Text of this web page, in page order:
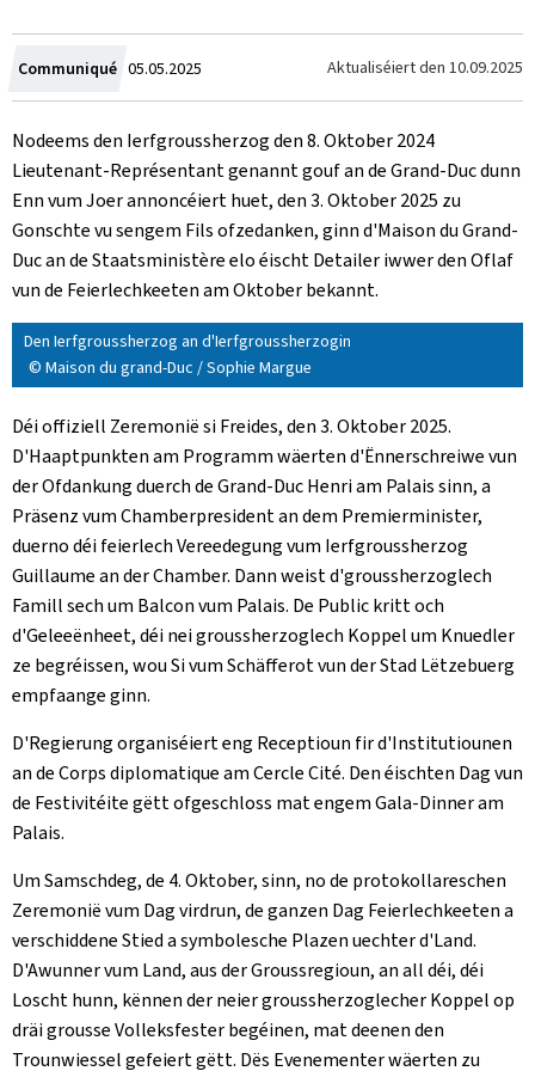
Communiqué Created
on
05.05.2025 Aktualiséiert den 10.09.2025
Nodeems den Ierfgroussherzog den 8. Oktober 2024
Lieutenant-Représentant genannt gouf an de Grand-Duc dunn
Enn vum Joer annoncéiert huet, den 3. Oktober 2025 zu
Gonschte vu sengem Fils ofzedanken, ginn d'Maison du Grand-
Duc an de Staatsministère elo éischt Detailer iwwer den Oflaf
vun de Feierlechkeeten am Oktober bekannt.
Den Ierfgroussherzog an d'Ierfgroussherzogin
© Maison du grand-Duc / Sophie Margue
Déi offiziell Zeremonië si Freides, den 3. Oktober 2025.
D'Haaptpunkten am Programm wäerten d'Ënnerschreiwe vun
der Ofdankung duerch de Grand-Duc Henri am Palais sinn, a
Präsenz vum Chamberpresident an dem Premierminister,
duerno déi feierlech Vereedegung vum Ierfgroussherzog
Guillaume an der Chamber. Dann weist d'groussherzoglech
Famill sech um Balcon vum Palais. De Public kritt och
d'Geleeënheet, déi nei groussherzoglech Koppel um Knuedler
ze begréissen, wou Si vum Schäfferot vun der Stad Lëtzebuerg
empfaange ginn.
D'Regierung organiséiert eng Receptioun fir d'Institutiounen
an de Corps diplomatique am Cercle Cité. Den éischten Dag vun
de Festivitéite gëtt ofgeschloss mat engem Gala-Dinner am
Palais.
Um Samschdeg, de 4. Oktober, sinn, no de protokollareschen
Zeremonië vum Dag virdrun, de ganzen Dag Feierlechkeeten a
verschiddene Stied a symbolesche Plazen uechter d'Land.
D'Awunner vum Land, aus der Groussregioun, an all déi, déi
Loscht hunn, kënnen der neier groussherzoglecher Koppel op
dräi grousse Volleksfester begéinen, mat deenen den
Trounwiessel gefeiert gëtt. Dës Evenementer wäerten zu